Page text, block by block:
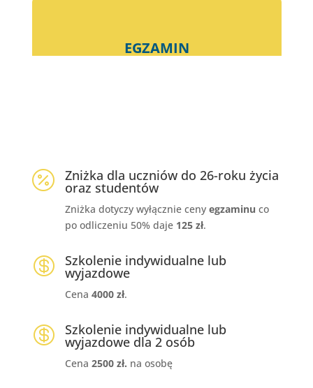
EGZAMIN
 Zniżka dla uczniów do 26-roku życia
oraz studentów
Zniżka dotyczy wyłącznie ceny egzaminu co
po odliczeniu 50% daje 125 zł.
 Szkolenie indywidualne lub
wyjazdowe
Cena 4000 zł.
 Szkolenie indywidualne lub
wyjazdowe dla 2 osób
Cena 2500 zł. na osobę